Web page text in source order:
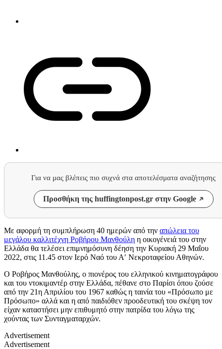
Για να μας βλέπεις πιο συχνά στα αποτελέσματα αναζήτησης
Προσθήκη της huffingtonpost.gr στην Google
Με αφορμή τη συμπλήρωση 40 ημερών από την απώλεια του
μεγάλου καλλιτέχνη Ροβήρου Μανθούλη η οικογένειά του στην
Ελλάδα θα τελέσει επιμνημόσυνη δέηση την Κυριακή 29 Μαΐου
2022, στις 11.45 στον Ιερό Ναό του Α′ Νεκροταφείου Αθηνών.
Ο Ροβήρος Μανθούλης, ο πιονέρος του ελληνικού κινηματογράφου
και του ντοκιμαντέρ στην Ελλάδα, πέθανε στο Παρίσι όπου ζούσε
από την 21η Απριλίου του 1967 καθώς η ταινία του «Πρόσωπο με
Πρόσωπο» αλλά και η από παιδιόθεν προοδευτική του σκέψη τον
είχαν καταστήσει μην επιθυμητό στην πατρίδα του λόγω της
χούντας των Συνταγματαρχών.
Advertisement
Advertisement